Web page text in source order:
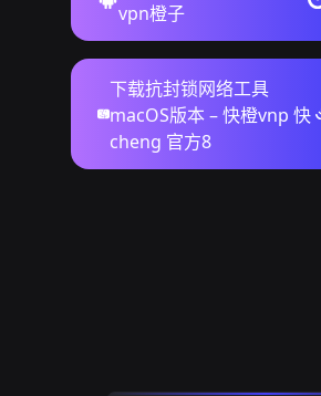
vpn橙子
下载抗封锁网络工具
macOS版本 – 快橙vnp 快
cheng 官方8